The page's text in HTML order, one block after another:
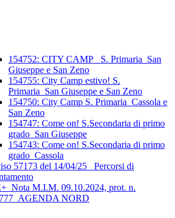
154752: CITY CAMP_ S. Primaria_San
Giuseppe e San Zeno
154755: City Camp estivo! S.
Primaria_San Giuseppe e San Zeno
154750: City Camp S. Primaria_Cassola e
San Zeno
154747: Come on! S.Secondaria di primo
grado_San Giuseppe
154743: Come on! S.Secondaria di primo
grado_Cassola
57173 del 14/04/25_ Percorsi di
M.I.M. 09.10.2024, prot. n.
NORD